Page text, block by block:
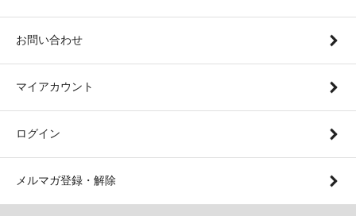
お問い合わせ
マイアカウント
ログイン
メルマガ登録・解除